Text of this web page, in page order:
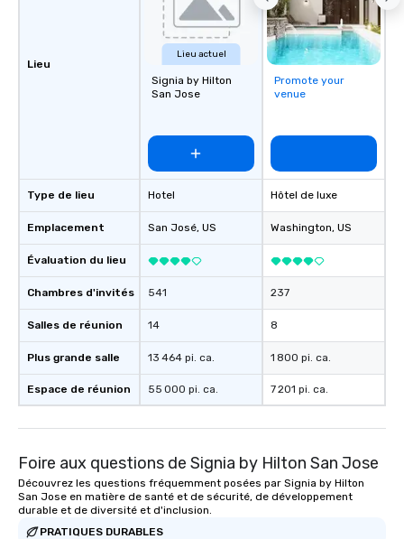
Lieu
Type de lieu
Emplacement
Évaluation du lieu
Chambres d'invités
Salles de réunion
Plus grande salle
Espace de réunion
Lieu actuel
Signia by Hilton
San Jose
Hotel
San José, US
541
14
13 464 pi. ca.
55 000 pi. ca.
Promote your
venue
Hôtel de luxe
Washington, US
237
8
1 800 pi. ca.
7 201 pi. ca.
Foire aux questions de Signia by Hilton San Jose
Découvrez les questions fréquemment posées par Signia by Hilton
San Jose en matière de santé et de sécurité, de développement
durable et de diversité et d'inclusion.
PRATIQUES DURABLES